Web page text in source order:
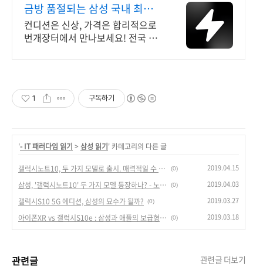
금방 품절되는 삼성 국내 최대
브랜드 중고거래
컨디션은 신상, 가격은 합리적으로
번개장터에서 만나보세요! 전국 각
1 구독하기
'- IT 패러다임 읽기 > 삼성 읽기' 카테고리의 다른 글
갤럭시노트10, 두 가지 모델로 출시. 매력적일 수 밖에 없는 이유. (0) 2019.04.15
삼성, '갤럭시노트10' 두 가지 모델 등장하나? - 노트10 & 노트10s (0) 2019.04.03
갤럭시S10 5G 에디션, 삼성의 묘수가 될까? (0) 2019.03.27
아이폰XR vs 갤럭시S10e : 삼성과 애플의 보급형 비교. (0) 2019.03.18
관련글 관련글 더보기